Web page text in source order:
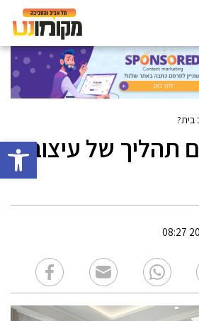
פתח
בית?
תהליך של עיצוב